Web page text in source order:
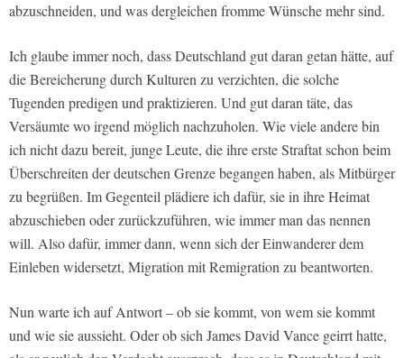
abzuschneiden, und was dergleichen fromme Wünsche mehr sind.
Ich glaube immer noch, dass Deutschland gut daran getan hätte, auf
die Bereicherung durch Kulturen zu verzichten, die solche
Tugenden predigen und praktizieren. Und gut daran täte, das
Versäumte wo irgend möglich nachzuholen. Wie viele andere bin
ich nicht dazu bereit, junge Leute, die ihre erste Straftat schon beim
Überschreiten der deutschen Grenze begangen haben, als Mitbürger
zu begrüßen. Im Gegenteil plädiere ich dafür, sie in ihre Heimat
abzuschieben oder zurückzuführen, wie immer man das nennen
will. Also dafür, immer dann, wenn sich der Einwanderer dem
Einleben widersetzt, Migration mit Remigration zu beantworten.
Nun warte ich auf Antwort – ob sie kommt, von wem sie kommt
und wie sie aussieht. Oder ob sich James David Vance geirrt hatte,